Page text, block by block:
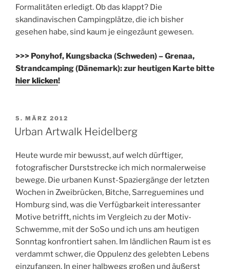
Formalitäten erledigt. Ob das klappt? Die
skandinavischen Campingplätze, die ich bisher
gesehen habe, sind kaum je eingezäunt gewesen.
>>> Ponyhof, Kungsbacka (Schweden) – Grenaa,
Strandcamping (Dänemark): zur heutigen Karte bitte
hier klicken!
VERÖFFENTLICHT
AM
5. MÄRZ 2012
Urban Artwalk Heidelberg
Heute wurde mir bewusst, auf welch dürftiger,
fotografischer Durststrecke ich mich normalerweise
bewege. Die urbanen Kunst-Spaziergänge der letzten
Wochen in Zweibrücken, Bitche, Sarreguemines und
Homburg sind, was die Verfügbarkeit interessanter
Motive betrifft, nichts im Vergleich zu der Motiv-
Schwemme, mit der SoSo und ich uns am heutigen
Sonntag konfrontiert sahen. Im ländlichen Raum ist es
verdammt schwer, die Oppulenz des gelebten Lebens
einzufangen. In einer halbwegs großen und äußerst